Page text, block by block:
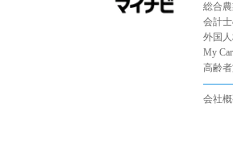
総合
会計
外国
My
高齢
会社